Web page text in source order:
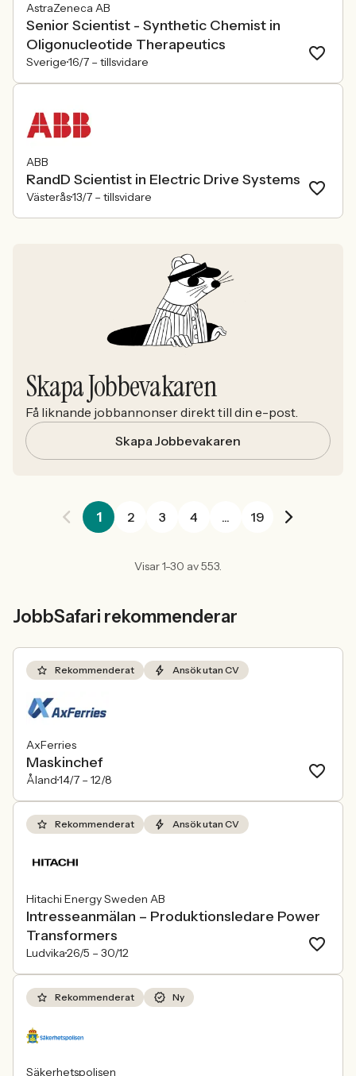
AstraZeneca AB
Senior Scientist - Synthetic Chemist in
Oligonucleotide Therapeutics
Sverige16/7 – tillsvidare
ABB
RandD Scientist in Electric Drive Systems
Västerås13/7 – tillsvidare
Skapa Jobbevakaren
Få liknande jobbannonser direkt till din e-post.
Skapa Jobbevakaren
1 2 3 4 ... 19
Visar 1-30 av 553.
JobbSafari rekommenderar
Rekommenderat Ansök utan CV
AxFerries
Maskinchef
Åland14/7 – 12/8
Rekommenderat Ansök utan CV
Hitachi Energy Sweden AB
Intresseanmälan – Produktionsledare Power
Transformers
Ludvika26/5 – 30/12
Rekommenderat Ny
Säkerhetspolisen